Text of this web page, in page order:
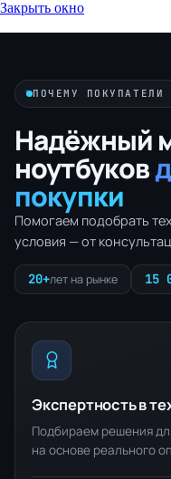
Закрыть окно
ПОЧЕМУ ПОКУПАТЕЛИ
Надёжный
ноутбуков
покупки
Помогаем подобрать
условия — от
20+лет на рынке 15
Экспертность в
Подбираем решения
на основе реального